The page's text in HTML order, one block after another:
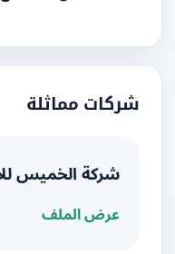
شركات مماثلة
شركة الخميس للأزياء
عرض الملف